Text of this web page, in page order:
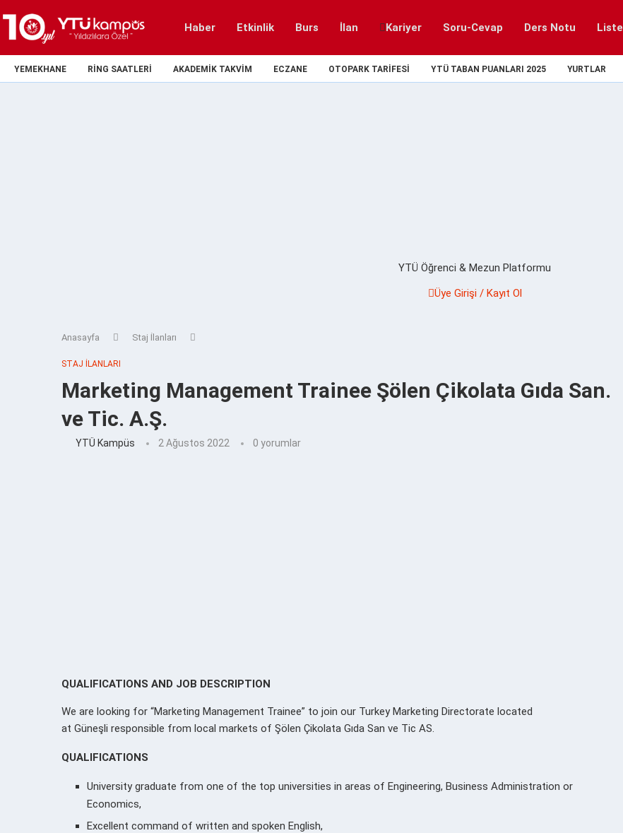
Haber Etkinlik Burs İlan Kariyer Soru-Cevap Ders Notu Liste
YEMEKHANE RING SAATLERI AKADEMIK TAKVIM ECZANE OTOPARK TARIFESI YTÜ TABAN PUANLARI 2025 YURTLAR
YTÜ Öğrenci & Mezun Platformu
Üye Girişi / Kayıt Ol
Anasayfa Staj İlanları
STAJ İLANLARI
Marketing Management Trainee Şölen Çikolata Gıda San.
ve Tic. A.Ş.
YTÜ Kampüs 2 Ağustos 2022 0 yorumlar
QUALIFICATIONS AND JOB DESCRIPTION
We are looking for “Marketing Management Trainee” to join our Turkey Marketing Directorate located
at Güneşli responsible from local markets of Şölen Çikolata Gıda San ve Tic AS.
QUALIFICATIONS
University graduate from one of the top universities in areas of Engineering, Business Administration or
Economics,
Excellent command of written and spoken English,